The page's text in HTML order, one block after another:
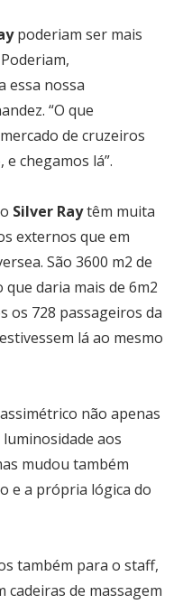
poderiam ser mais
essa nossa
“O que
de cruzeiros
chegamos lá”.
Silver Raytêm muita
externos que em
São 3600 m2 de
daria mais de 6m2
os 728 passageiros da
lá ao mesmo
não apenas
aos
mudou também
e a própria lógica do
também para o staff,
cadeiras de massagem